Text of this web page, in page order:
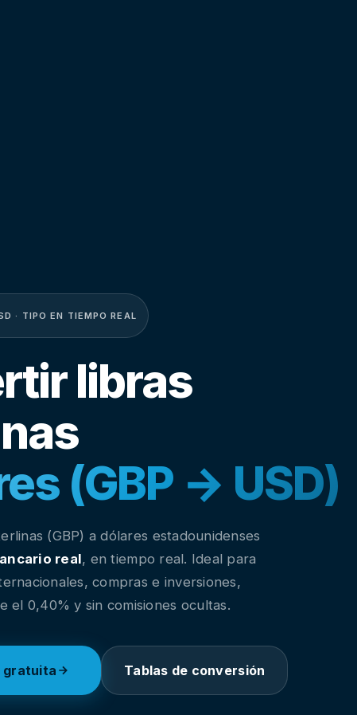
· TIPO EN TIEMPO REAL
libras
(GBP → USD)
(GBP) a dólares estadounidenses
real, en tiempo real. Ideal para
compras e inversiones,
el 0,40% y sin comisiones ocultas.
gratuita Tablas de conversión